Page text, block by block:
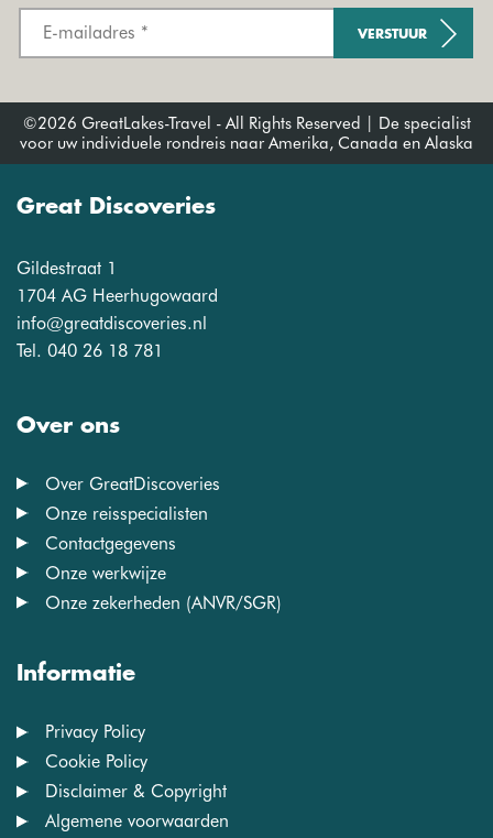
VERSTUUR
©2026 GreatLakes-Travel - All Rights Reserved | De specialist
voor uw individuele rondreis naar Amerika, Canada en Alaska
Great Discoveries
Gildestraat 1
1704 AG Heerhugowaard
info@greatdiscoveries.nl
Tel. 040 26 18 781
Over ons
Over GreatDiscoveries
Onze reisspecialisten
Contactgegevens
Onze werkwijze
Onze zekerheden (ANVR/SGR)
Informatie
Privacy Policy
Cookie Policy
Disclaimer & Copyright
Algemene voorwaarden